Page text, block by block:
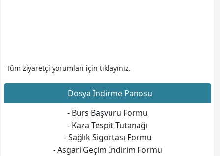
Tüm ziyaretçi yorumları için tıklayınız.
Dosya İndirme Panosu
- Burs Başvuru Formu
- Kaza Tespit Tutanağı
- Sağlık Sigortası Formu
- Asgari Geçim İndirim Formu